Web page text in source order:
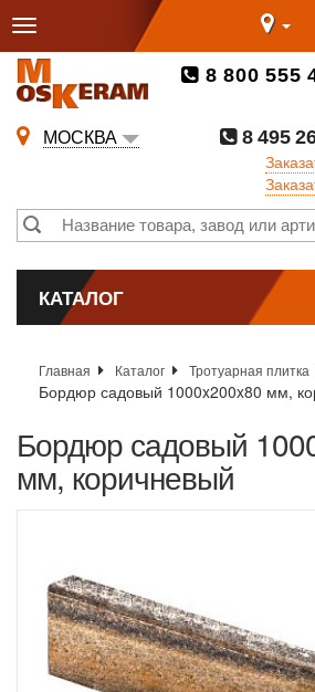
8 800 555
МОСКВА
8 495
КАТАЛОГ
Главная Каталог Тротуарная плитка
Бордюр садовый 1000x200x80 мм,
Бордюр садовый
мм, коричневый